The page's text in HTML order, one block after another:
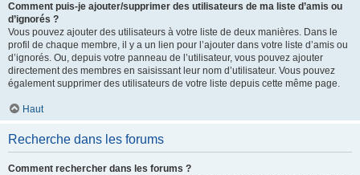
Comment puis-je ajouter/supprimer des utilisateurs de ma liste d’amis ou
d’ignorés ?
Vous pouvez ajouter des utilisateurs à votre liste de deux manières. Dans le
profil de chaque membre, il y a un lien pour l’ajouter dans votre liste d’amis ou
d’ignorés. Ou, depuis votre panneau de l’utilisateur, vous pouvez ajouter
directement des membres en saisissant leur nom d’utilisateur. Vous pouvez
également supprimer des utilisateurs de votre liste depuis cette même page.
Haut
Recherche dans les forums
Comment rechercher dans les forums ?